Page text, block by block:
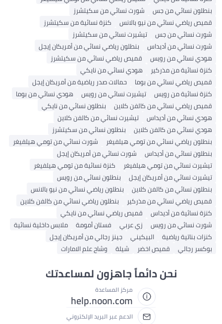
بنطلون نسائي من جس
شورت نسائي من سكيتشرز
قميص رياضي نسائي من نيو بالانس
كنزة نسائية من سكيتشرز
شورت نسائي من جس
تيشيرت نسائي من سكيتشرز
شورت نسائي من أديداس
بنطلون رياضي نسائي من أمريكان إيجل
هودي نسائي من رويس
قميص رياضي نسائي من سكيتشرز
كنزة نسائية من مذركير
هودي نسائي من نايكي
قميص رياضي نسائي من بوما
حمالات صدر رياضية من أمريكان إيجل
كنزة نسائية من رويس
تيشيرت نسائي من رويس
هودي نسائي من بوما
قميص رياضي نسائي من كالفن كلاين
بنطلون نسائي من نايكي
هودي نسائي من أديداس
تيشيرت نسائي من كالفن كلاين
هودي نسائي من كالفن كلاين
بنطلون نسائي من سكيتشرز
بنطلون رياضي نسائي من تومي هيلفيغر
شورت نسائي من تومي هيلفيغر
بنطلون نسائي من أديداس
شورت نسائي من أمريكان إيجل
تيشيرت نسائي من تومي هيلفيغر
كنزة نسائية من تومي هيلفيغر
تيشيرت نسائي من أمريكان إيجل
بنطلون نسائي من رويس
بنطلون نسائي من كالفن كلاين
بنطلون رياضي نسائي من نيو بالانس
قميص رياضي نسائي من مذركير
بنطلون رياضي نسائي من كالفن كلاين
كنزة نسائية من أديداس
قميص رياضي نسائي من نايكي
شورت نسائي من رويس
زي عربي فستان أمومة
ملابس داخلية نسائية
كنزات بناتية رياضية
البيكيني
جينز رجالي من أمريكان إيجل
بوكسر رجالي
قميص اخضر شيلة وشاح علم الامارات
نحن دائماً جاهزون لمساعدتك
مركز المساعدة
help.noon.com
الدعم عبر البريد الإلكتروني